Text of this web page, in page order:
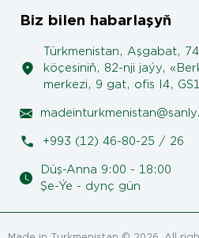
Biz bilen habarlaşyň
Türkmenistan, Aşgabat,
köçesiniň, 82-nji jaýy,
merkezi, 9 gat, ofis I4,
+993 (12) 46-80-25 / 26
Düş-Anna 9:00 - 18:00
Şe-Ýe - dynç gün